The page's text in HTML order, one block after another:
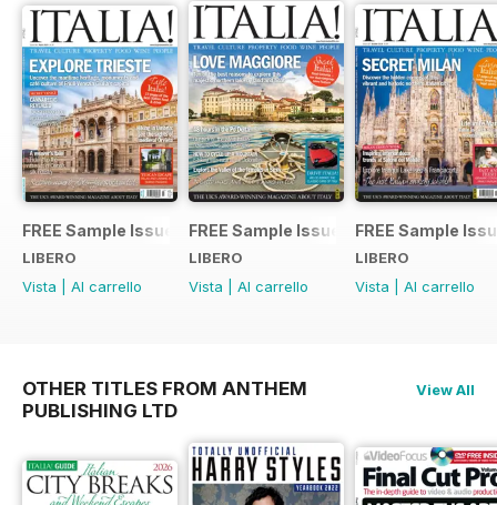
FREE Sample Issue
LIBERO
Vista
Al carrello
FREE Sample Issue
LIBERO
Vista
Al carrello
FREE Sample
LIBERO
Vista
Al carrello
OTHER TITLES FROM ANTHEM
PUBLISHING LTD
View All